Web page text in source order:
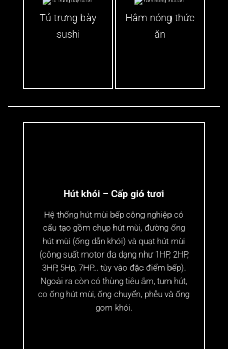
Tủ trưng bày
sushi
Hâm nóng thức
ăn
Hút khói – Cấp gió tươi
Hệ thống hút mùi bếp công nghiệp có
cấu tạo gồm chụp hút mùi, đường ống
hút mùi (ống dẫn khói) và quạt hút mùi
(công suất motor đa dạng như 1HP, 2HP,
3HP, 5Hp, 7HP… tùy vào đặc điểm bếp).
Ngoài ra còn có thùng tiêu âm, tum hút,
co ống hút mùi, ống chuyển, phễu và ống
gom khói.